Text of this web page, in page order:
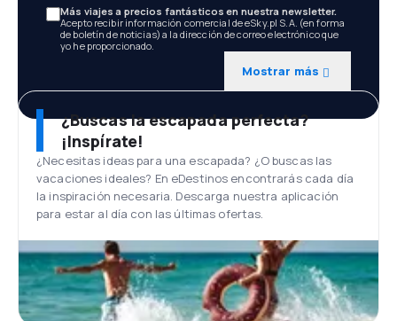
Más viajes a precios fantásticos en nuestra newsletter.
Acepto recibir información comercial de eSky.pl S.A. (en forma
de boletín de noticias) a la dirección de correo electrónico que
yo he proporcionado.
Mostrar más
¿Buscas la escapada perfecta?
¡Inspírate!
¿Necesitas ideas para una escapada? ¿O buscas las
vacaciones ideales? En eDestinos encontrarás cada día
la inspiración necesaria. Descarga nuestra aplicación
para estar al día con las últimas ofertas.